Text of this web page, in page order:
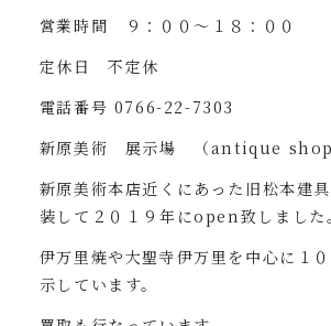
営業時間 ９：００〜１８：００
定休日 不定休
電話番号 0766-22-7303
新原美術 展示場 （antique shop
新原美術本店近くにあった旧松本建
装して２０１９年にopen致しました
伊万里焼や大聖寺伊万里を中心に１
示しています。